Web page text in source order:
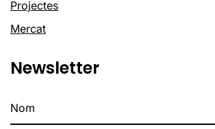
Projectes
Mercat
Newsletter